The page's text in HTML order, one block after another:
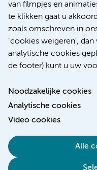
van filmpjes en
te klikken gaat u
zoals omschreven in
"cookies weigeren",
analytische cookies
de footer) kunt u uw
Noodzakelijke cookies
Analytische cookies
Video cookies
Alle
Toegankelijkheidsverklaring
Algemene privacyverklaring